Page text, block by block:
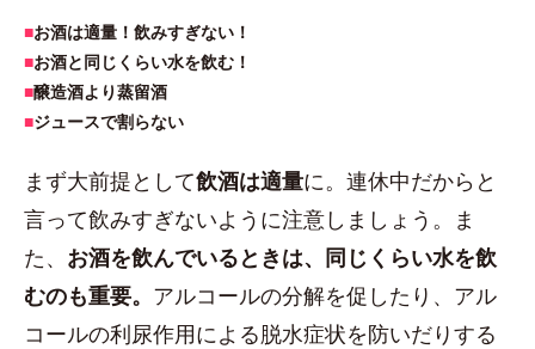
■お酒は適量！飲みすぎない！
■お酒と同じくらい水を飲む！
■醸造酒より蒸留酒
■ジュースで割らない
まず大前提として飲酒は適量に。連休中だからと
言って飲みすぎないように注意しましょう。ま
た、 お酒を飲んでいるときは、同じくらい水を飲
むのも重要。 アルコールの分解を促したり、アル
コールの利尿作用による脱水症状を防いだりする